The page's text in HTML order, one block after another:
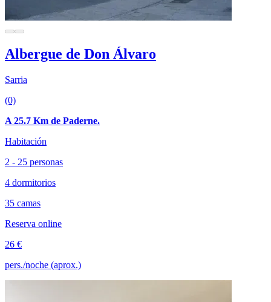
Albergue de Don Álvaro
Sarria
(0)
A 25.7 Km de Paderne.
Habitación
2 - 25 personas
4 dormitorios
35 camas
Reserva online
26 €
pers./noche (aprox.)